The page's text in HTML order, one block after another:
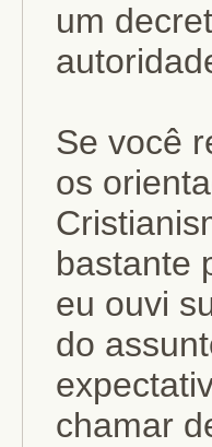
um
Se você
os
bastante
eu ouvi
do
chamar